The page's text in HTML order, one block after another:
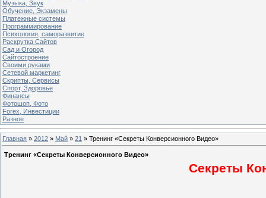
Музыка, Звук
Обучение, Экзамены
Платежные системы
Программирование
Психология, саморазвитие
Раскрутка Сайтов
Cад и Огород
Сайтостроение
Своими руками
Сетевой маркетинг
Скрипты, Сервисы
Спорт, Здоровье
Финансы
Фотошоп, Фото
Forex, Инвестиции
Разное
Главная » 2012 » Май » 21 » Тренинг «Секреты Конверсионного Видео»
Тренинг «Секреты Конверсионного Видео»
Секреты